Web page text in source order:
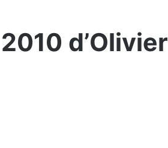
d’Olivier